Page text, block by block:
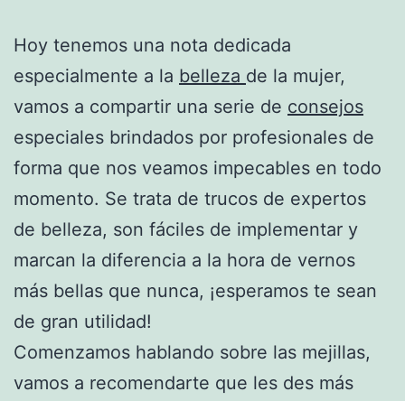
Hoy tenemos una nota dedicada
especialmente a la belleza de la mujer,
vamos a compartir una serie de consejos
especiales brindados por profesionales de
forma que nos veamos impecables en todo
momento. Se trata de trucos de expertos
de belleza, son fáciles de implementar y
marcan la diferencia a la hora de vernos
más bellas que nunca, ¡esperamos te sean
de gran utilidad!
Comenzamos hablando sobre las mejillas,
vamos a recomendarte que les des más